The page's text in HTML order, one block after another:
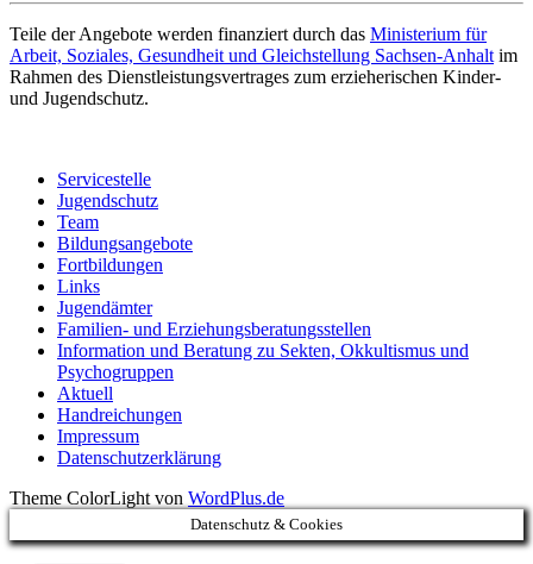
Teile der Angebote werden finanziert durch das Ministerium für
Arbeit, Soziales, Gesundheit und Gleichstellung Sachsen-Anhalt im
Rahmen des Dienstleistungsvertrages zum erzieherischen Kinder-
und Jugendschutz.
Servicestelle
Jugendschutz
Team
Bildungsangebote
Fortbildungen
Links
Jugendämter
Familien- und Erziehungsberatungsstellen
Information und Beratung zu Sekten, Okkultismus und
Psychogruppen
Aktuell
Handreichungen
Impressum
Datenschutzerklärung
Theme ColorLight von WordPlus.de
Datenschutz & Cookies